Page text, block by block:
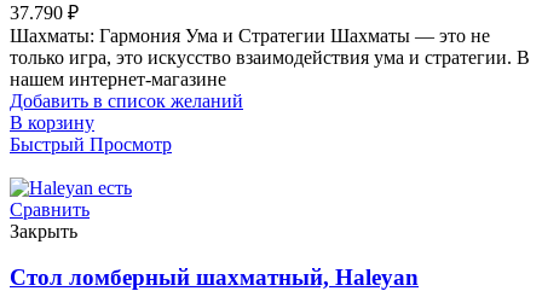
37.790 ₽
Шахматы: Гармония Ума и Стратегии Шахматы — это не
только игра, это искусство взаимодействия ума и стратегии. В
нашем интернет-магазине
Добавить в список желаний
В корзину
Быстрый Просмотр
Сравнить
Закрыть
Стол ломберный шахматный, Haleyan